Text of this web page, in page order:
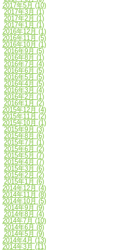
2017年5月 (10)
2017年3月 (1)
2017年2月 (1)
2017年1月 (1)
2016年12月 (1)
2016年11月 (5)
2016年10月 (1)
2016年9月 (5)
2016年8月 (1)
2016年7月 (4)
2016年6月 (5)
2016年5月 (5)
2016年4月 (5)
2016年3月 (4)
2016年2月 (1)
2016年1月 (2)
2015年12月 (4)
2015年11月 (2)
2015年10月 (1)
2015年9月 (3)
2015年8月 (6)
2015年7月 (1)
2015年6月 (2)
2015年5月 (7)
2015年4月 (7)
2015年3月 (6)
2015年2月 (2)
2015年1月 (6)
2014年12月 (4)
2014年11月 (8)
2014年10月 (5)
2014年9月 (9)
2014年8月 (4)
2014年7月 (10)
2014年6月 (8)
2014年5月 (9)
2014年4月 (13)
2014年3月 (11)